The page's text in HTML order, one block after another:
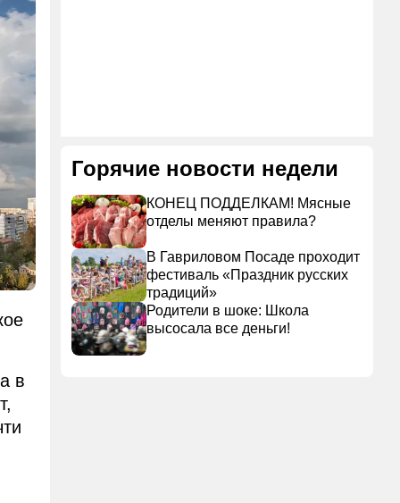
в
Горячие новости недели
КОНЕЦ ПОДДЕЛКАМ! Мясные
отделы меняют правила?
В Гавриловом Посаде проходит
фестиваль «Праздник русских
традиций»
Родители в шоке: Школа
высосала все деньги!